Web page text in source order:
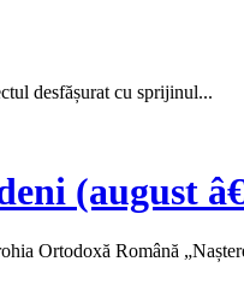
desfășurat cu sprijinul...
(august
Ortodoxă Română